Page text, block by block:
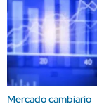
Mercado cambiario